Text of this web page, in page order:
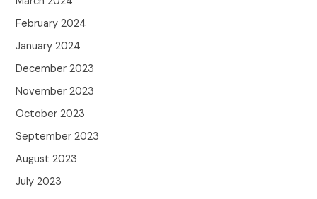
February 2024
January 2024
December 2023
November 2023
October 2023
September 2023
August 2023
July 2023